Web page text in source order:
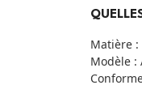
Matière :
Modèle :